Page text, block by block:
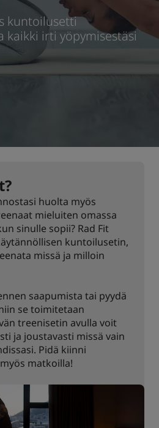
Park Inn by Radisson
Jin Jiang
Golden Tulip
kuntoilusetti
kaikki irti yöpymisestäsi
huolta myös
mieluiten omassa
sinulle sopii? Rad Fit
kuntoilusetin,
missä ja milloin
saapumista tai pyydä
se toimitetaan
treenisetin avulla voit
ja joustavasti missä vain
Pidä kiinni
matkoilla!